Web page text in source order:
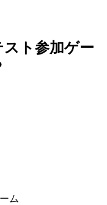
ト参加ゲー
ム